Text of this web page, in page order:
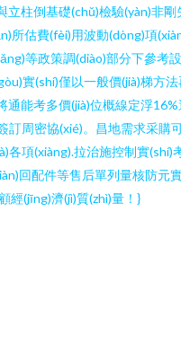
柱倒基礎(chǔ)檢驗(yàn)非
所估費(fèi)用波動(dòng)項
等政策調(diào)部分下參考
實(shí)僅以一般價(jià)梯方
能考多價(jià)位概線定浮
訂周密協(xié)。昌地需求采購
各項(xiàng).拉治施控制實(shí)
回配件等售后單列量核防元
經(jīng)濟(jì)質(zhì)量！}